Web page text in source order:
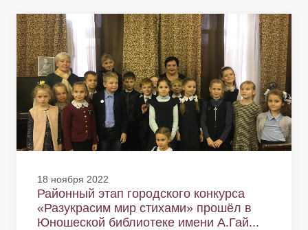
18 ноября 2022
Районный этап городского конкурса
«Разукрасим мир стихами» прошёл в
Юношеской библиотеке имени А.Гай...